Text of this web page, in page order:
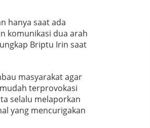
hanya saat ada
komunikasi dua arah
Briptu Irin saat
masyarakat agar
terprovokasi
selalu melaporkan
yang mencurigakan